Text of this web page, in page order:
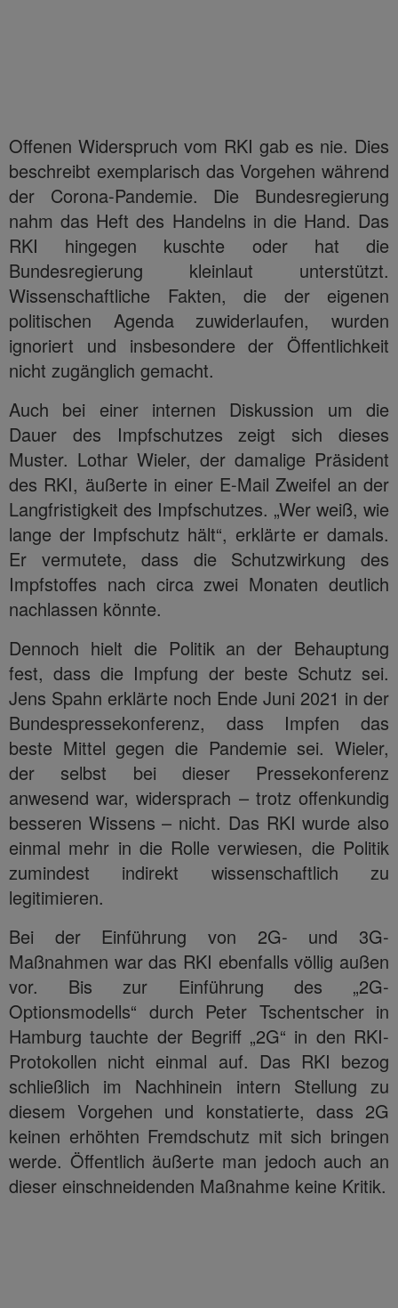
Offenen Widerspruch vom RKI gab es nie. Dies
beschreibt exemplarisch das Vorgehen während
der Corona-Pandemie. Die Bundesregierung
nahm das Heft des Handelns in die Hand. Das
RKI hingegen kuschte oder hat die
Bundesregierung kleinlaut unterstützt.
Wissenschaftliche Fakten, die der eigenen
politischen Agenda zuwiderlaufen, wurden
ignoriert und insbesondere der Öffentlichkeit
nicht zugänglich gemacht.
Auch bei einer internen Diskussion um die
Dauer des Impfschutzes zeigt sich dieses
Muster. Lothar Wieler, der damalige Präsident
des RKI, äußerte in einer E-Mail Zweifel an der
Langfristigkeit des Impfschutzes. „Wer weiß, wie
lange der Impfschutz hält“, erklärte er damals.
Er vermutete, dass die Schutzwirkung des
Impfstoffes nach circa zwei Monaten deutlich
nachlassen könnte.
Dennoch hielt die Politik an der Behauptung
fest, dass die Impfung der beste Schutz sei.
Jens Spahn erklärte noch Ende Juni 2021 in der
Bundespressekonferenz, dass Impfen das
beste Mittel gegen die Pandemie sei. Wieler,
der selbst bei dieser Pressekonferenz
anwesend war, widersprach – trotz offenkundig
besseren Wissens – nicht. Das RKI wurde also
einmal mehr in die Rolle verwiesen, die Politik
zumindest indirekt wissenschaftlich zu
legitimieren.
Bei der Einführung von 2G- und 3G-
Maßnahmen war das RKI ebenfalls völlig außen
vor. Bis zur Einführung des „2G-
Optionsmodells“ durch Peter Tschentscher in
Hamburg tauchte der Begriff „2G“ in den RKI-
Protokollen nicht einmal auf. Das RKI bezog
schließlich im Nachhinein intern Stellung zu
diesem Vorgehen und konstatierte, dass 2G
keinen erhöhten Fremdschutz mit sich bringen
werde. Öffentlich äußerte man jedoch auch an
dieser einschneidenden Maßnahme keine Kritik.